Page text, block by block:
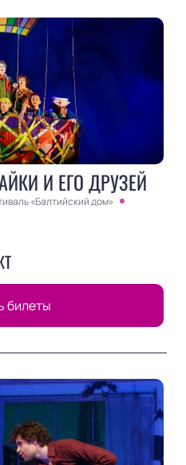
И ЕГО ДРУЗЕЙ
«Балтийский дом»
билеты